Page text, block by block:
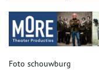
Foto schouwburg